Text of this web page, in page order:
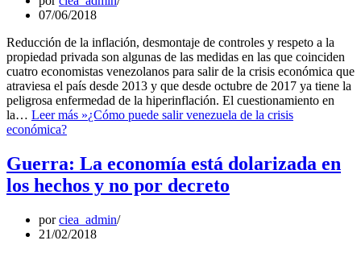
07/06/2018
Reducción de la inflación, desmontaje de controles y respeto a la
propiedad privada son algunas de las medidas en las que coinciden
cuatro economistas venezolanos para salir de la crisis económica que
atraviesa el país desde 2013 y que desde octubre de 2017 ya tiene la
peligrosa enfermedad de la hiperinflación. El cuestionamiento en
la… Leer más »¿Cómo puede salir venezuela de la crisis
económica?
Guerra: La economía está dolarizada en
los hechos y no por decreto
porciea_admin
21/02/2018